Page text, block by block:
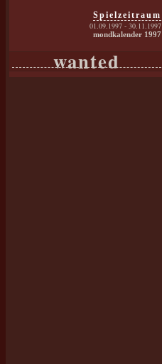
Spielzeitraum
01.09.1997 - 30.11.1997
mondkalender 1997
wanted